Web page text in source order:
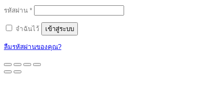
รหัสผ่าน *ต้องการ
จำฉันไว้ เข้าสู่ระบบ
ลืมรหัสผ่านของคุณ?